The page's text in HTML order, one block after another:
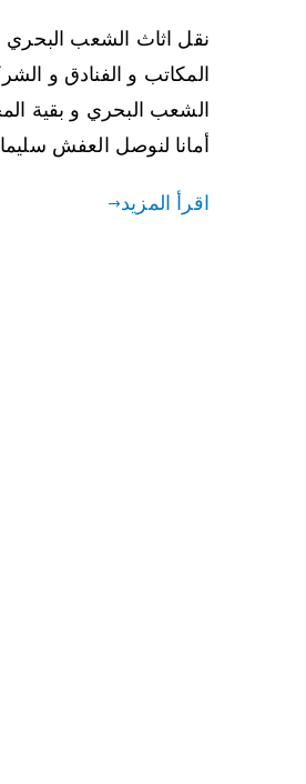
نقل اثاث الشعب البحري
المكاتب و الفنادق و
الشعب البحري و بقية
أمانا لنوصل العفش
اقرأ المزيد